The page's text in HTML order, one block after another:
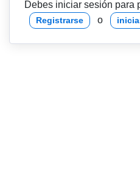
Debes iniciar sesión para
Registrarse o